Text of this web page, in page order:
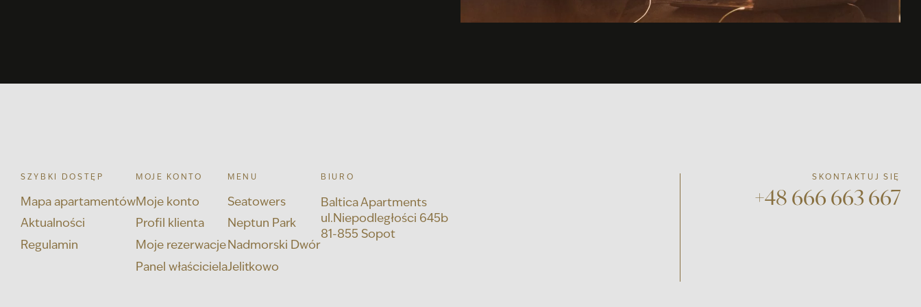
SZYBKI DOSTĘP
Mapa apartamentów
Aktualności
Regulamin
MOJE KONTO
Moje konto
Profil klienta
Moje rezerwacje
Panel właściciela
MENU
Seatowers
Neptun Park
Nadmorski Dwór
Jelitkowo
BIURO
Baltica Apartments
ul.Niepodległości 645b
81-855 Sopot
SKONTAKTUJ SIĘ
+48 666 663 667